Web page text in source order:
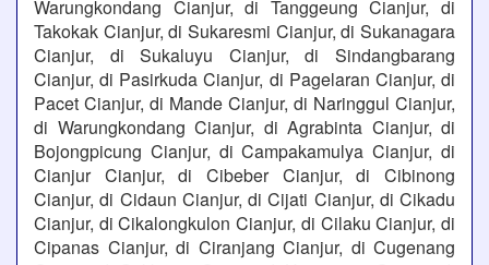
Warungkondang Cianjur, di Tanggeung Cianjur, di
Takokak Cianjur, di Sukaresmi Cianjur, di Sukanagara
Cianjur, di Sukaluyu Cianjur, di Sindangbarang
Cianjur, di Pasirkuda Cianjur, di Pagelaran Cianjur, di
Pacet Cianjur, di Mande Cianjur, di Naringgul Cianjur,
di Warungkondang Cianjur, di Agrabinta Cianjur, di
Bojongpicung Cianjur, di Campakamulya Cianjur, di
Cianjur Cianjur, di Cibeber Cianjur, di Cibinong
Cianjur, di Cidaun Cianjur, di Cijati Cianjur, di Cikadu
Cianjur, di Cikalongkulon Cianjur, di Cilaku Cianjur, di
Cipanas Cianjur, di Ciranjang Cianjur, di Cugenang